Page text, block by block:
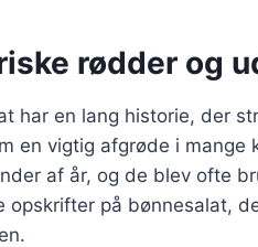
rødder og
har en lang historie, der
en vigtig afgrøde i
af år, og de blev ofte
opskrifter på bønnesalat,